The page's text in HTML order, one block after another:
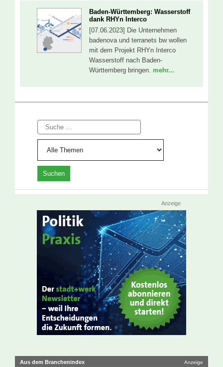
Baden-Württemberg: Wasserstoff
dank RHYn Interco
[07.06.2023] Die Unternehmen
badenova und terranets bw wollen
mit dem Projekt RHYn Interco
Wasserstoff nach Baden-
Württemberg bringen. mehr...
Suche
Anzeige
Aus dem Branchenindex Anzeige